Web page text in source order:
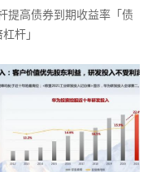
提高债券到期收益率「债
杆」